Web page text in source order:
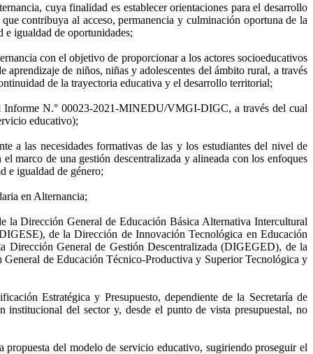
cuya finalidad es establecer orientaciones para el desarrollo
contribuya al acceso, permanencia y culminación oportuna de la
e igualdad de oportunidades;
con el objetivo de proporcionar a los actores socioeducativos
de niños, niñas y adolescentes del ámbito rural, a través
de la trayectoria educativa y el desarrollo territorial;
Informe N.° 00023-2021-MINEDU/VMGI-DIGC, a través del cual
educativo);
a las necesidades formativas de las y los estudiantes del nivel de
marco de una gestión descentralizada y alineada con los enfoques
e igualdad de género;
en Alternancia;
Dirección General de Educación Básica Alternativa Intercultural
de la Dirección de Innovación Tecnológica en Educación
General de Gestión Descentralizada (DIGEGED), de la
de Educación Técnico-Productiva y Superior Tecnológica y
Estratégica y Presupuesto, dependiente de la Secretaría de
institucional del sector y, desde el punto de vista presupuestal, no
del modelo de servicio educativo, sugiriendo proseguir el